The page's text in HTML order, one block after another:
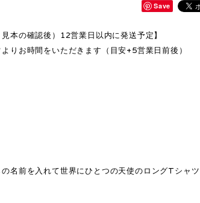
Save
本の確認後）12営業日以内に発送予定】
りお時間をいただきます（目安+5営業日前後）
名前を入れて世界にひとつの天使のロングTシャ